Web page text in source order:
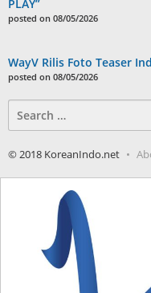
PLAY”
posted on 08/05/2026
WayV Rilis Foto Teaser
posted on 08/05/2026
for:
© 2018 KoreanIndo.net